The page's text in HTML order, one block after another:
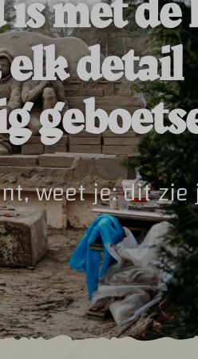
detail
weet je: dit